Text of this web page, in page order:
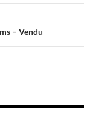
– Vendu